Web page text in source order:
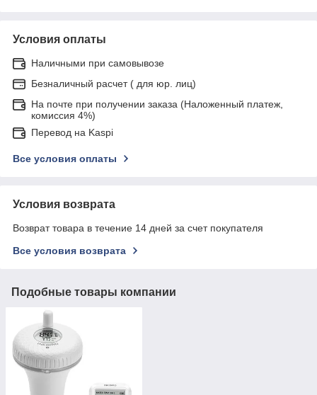
Условия оплаты
Наличными при самовывозе
Безналичный расчет ( для юр. лиц)
На почте при получении заказа (Наложенный платеж,
комиссия 4%)
Перевод на Kaspi
Все условия оплаты
Условия возврата
Возврат товара в течение 14 дней за счет покупателя
Все условия возврата
Подобные товары компании